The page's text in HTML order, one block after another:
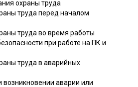
охраны труда
труда перед началом
труда во время работы
при работе на ПК и
труда в аварийных
возникновении аварии или